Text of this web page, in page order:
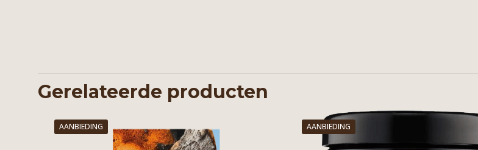
Gerelateerde producten
AANBIEDING AANBIEDING